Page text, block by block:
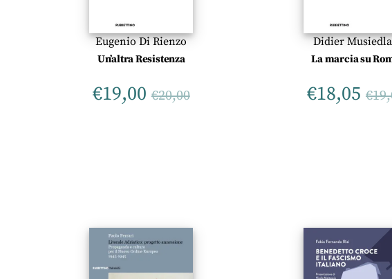
Eugenio Di Rienzo
Un’altra Resistenza
€19,00 €20,00
Didier
La marcia su
€18,05 €